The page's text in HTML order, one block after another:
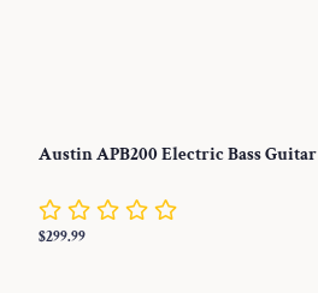
Austin APB200 Electric Bass Guitar
Normaler
$299.99